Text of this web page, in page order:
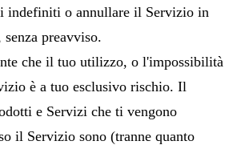
indefiniti o annullare il Servizio in
preavviso.
che il tuo utilizzo, o l'impossibilità
è a tuo esclusivo rischio. Il
e Servizi che ti vengono
il Servizio sono (tranne quanto